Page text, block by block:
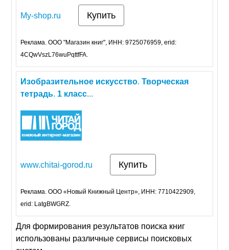
My-shop.ru Купить
Реклама. ООО "Магазин книг", ИНН: 9725076959, erid:
4CQwVszL76wuPqttfFA.
Изобразительное искусство.Творческая
тетрадь. 1 класс...
www.chitai-gorod.ru Купить
Реклама. ООО «Новый Книжный Центр», ИНН: 7710422909,
erid: LatgBWGRZ.
Для формирования результатов поиска книг
использованы различные сервисы поисковых